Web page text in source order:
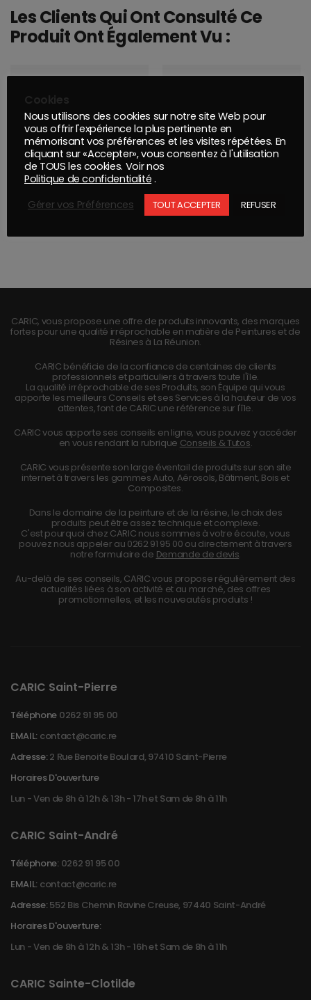
Les Clients Qui Ont Consulté Ce
Produit Ont Également Vu :
CARIC, vous propose une offre de produits innovants, des marques
fortes pour une qualité irréprochable en matière de Peintures et de
Résines à La Réunion.
CARIC bénéficie de la confiance de centaines de clients
professionnels et particuliers à travers toute l'île.
La qualité irréprochable de ses Produits, son Équipe qui vous
apporte les meilleurs Conseils et ses Services à la hauteur de vos
attentes, font de CARIC une référence sur l'île.
CARIC vous apporte ses conseils en ligne, vous pouvez y accéder
en vous rendant la rubrique Conseils & Tutos.
CARIC vous présente son large éventail de produits sur son site
internet à travers les gammes Auto, Aérosols, Bâtiment, Bois et
Composites.
Dans le domaine de la peinture et de la résine, le choix des
produits peut être assez technique et complexe.
C'est pourquoi chez CARIC nous sommes à votre écoute, vous
pouvez nous appeler au 0262 91 95 00 ou directement à travers
notre formulaire de Demande de devis.
Au-delà de ses conseils, CARIC vous propose régulièrement des
actualités liées à son activité et au marché, des offres
promotionnelles, et les nouveautés produits !
CARIC Saint-Pierre
Téléphone 0262 91 95 00
EMAIL: contact@caric.re
Adresse:2 Rue Benoite Boulard, 97410 Saint-Pierre
Horaires D'ouverture
Lun - Ven de 8h à 12h & 13h - 17h et Sam de 8h à 11h
CARIC Saint-André
Téléphone: 0262 91 95 00
EMAIL: contact@caric.re
Adresse:552 Bis Chemin Ravine Creuse, 97440 Saint-André
Horaires D'ouverture:
Lun - Ven de 8h à 12h & 13h - 16h et Sam de 8h à 11h
CARIC Sainte-Clotilde
Cookies
Nous utilisons des cookies sur notre site Web pour
vous offrir l'expérience la plus pertinente en
mémorisant vos préférences et les visites répétées. En
cliquant sur «Accepter», vous consentez à l'utilisation
de TOUS les cookies. Voir nos
Politique de confidentialité .
Gérer vos Préférences
TOUT ACCEPTER REFUSER